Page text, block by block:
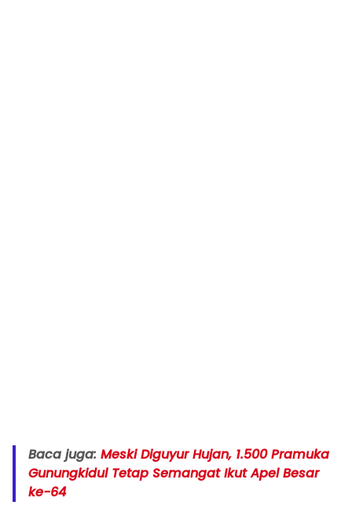
Baca juga: Meski Diguyur Hujan, 1.500 Pramuka
Gunungkidul Tetap Semangat Ikut Apel Besar
ke-64